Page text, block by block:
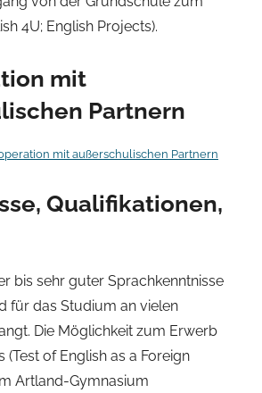
4U; English Projects).
mit
Partnern
mit außerschulischen Partnern
Qualifikationen,
bis sehr guter Sprachkenntnisse
für das Studium an vielen
Die Möglichkeit zum Erwerb
(Test of English as a Foreign
Artland-Gymnasium